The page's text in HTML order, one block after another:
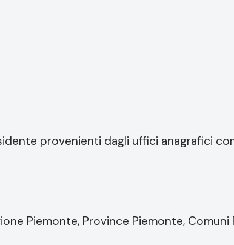
provenienti dagli uffici anagrafici
Piemonte, Province Piemonte, Comuni